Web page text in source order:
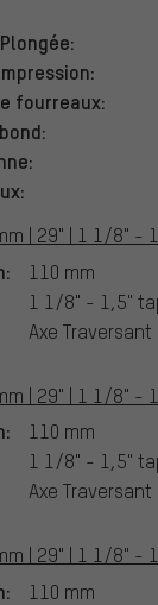
fourreaux:
| 29" | 1 1/8" -
110 mm
1 1/8" - 1,5"
Axe Traversant
| 29" | 1 1/8" -
110 mm
1 1/8" - 1,5"
Axe Traversant
| 29" | 1 1/8" -
110 mm